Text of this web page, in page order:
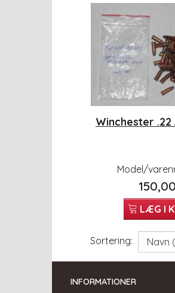
Winchester
Model/
LÆG I
Sortering:
INFORMATIONER